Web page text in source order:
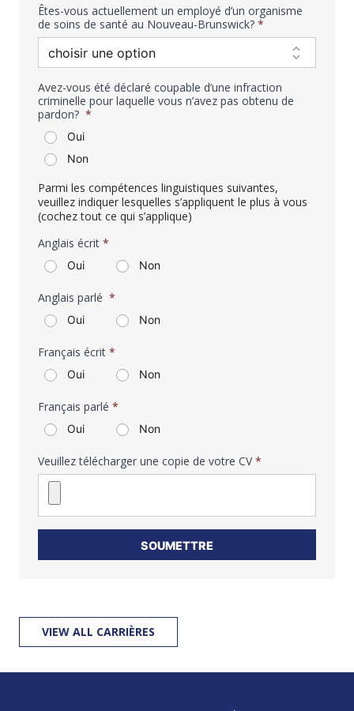
Êtes-vous actuellement un employé d’un organisme
de soins de santé au Nouveau-Brunswick? *
Avez-vous été déclaré coupable d’une infraction
criminelle pour laquelle vous n’avez pas obtenu de
pardon? *
Oui
Non
Parmi les compétences linguistiques suivantes,
veuillez indiquer lesquelles s’appliquent le plus à vous
(cochez tout ce qui s’applique)
Anglais écrit *
Oui Non
Anglais parlé *
Oui Non
Français écrit *
Oui Non
Français parlé *
Oui Non
Veuillez télécharger une copie de votre CV*
SOUMETTRE
VIEW ALL CARRIÈRES